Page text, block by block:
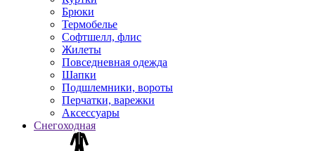
Брюки
Термобелье
Софтшелл, флис
Жилеты
Повседневная одежда
Шапки
Подшлемники, вороты
Перчатки, варежки
Аксессуары
Снегоходная